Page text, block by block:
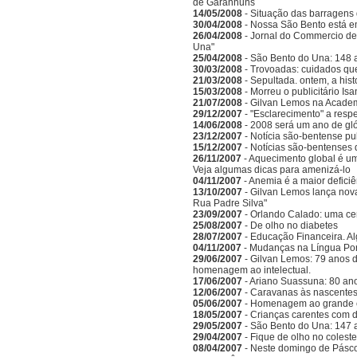
de Garanhuns
14/05/2008 - Situação das
30/04/2008 - Nossa São Bento está
26/04/2008 - Jornal do Commercio
Una"
25/04/2008 - São Bento do Una: 148
30/03/2008 - Trovoadas: cuidados
21/03/2008 - Sepultada. ontem, a
15/03/2008 - Morreu o publicitário
21/07/2008 - Gilvan Lemos na
29/12/2007 - "Esclarecimento" a
14/06/2008 - 2008 será um ano de
23/12/2007 - Notícia são-bentense
15/12/2007 - Notícias são-bentenses
26/11/2007 - Aquecimento global é
Veja algumas dicas para amenizá-lo
04/11/2007 - Anemia é a maior
13/10/2007 - Gilvan Lemos lança
Rua Padre Silva"
23/09/2007 - Orlando Calado: uma
25/08/2007 - De olho no diabetes
28/07/2007 - Educação Financeira.
04/11/2007 - Mudanças na Língua
29/06/2007 - Gilvan Lemos: 79 anos
homenagem ao intelectual.
17/06/2007 - Ariano Suassuna: 80
12/06/2007 - Caravanas às
05/06/2007 - Homenagem ao
18/05/2007 - Crianças carentes com
29/05/2007 - São Bento do Una: 147
29/04/2007 - Fique de olho no
08/04/2007 - Neste domingo de